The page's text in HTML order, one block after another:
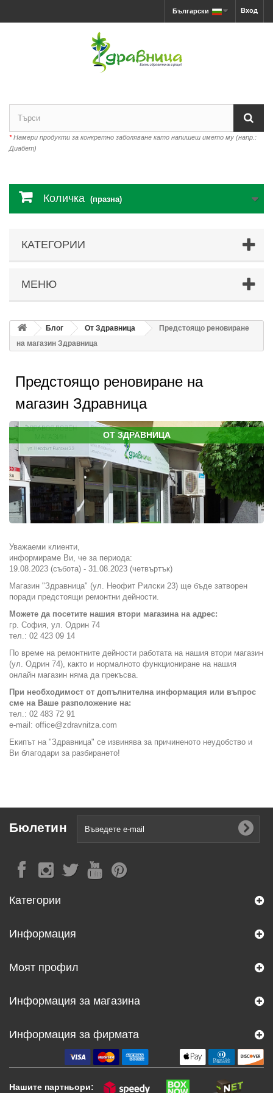
Вход
Български
*Намери продукти за конкретно заболяване като напишеш името му (напр.:
Диабет)
Количка (празна)
КАТЕГОРИИ
МЕНЮ
Блог От Здравница
Предстоящо реновиране
на магазин Здравница
Предстоящо реновиране на
магазин Здравница
ОТ ЗДРАВНИЦА
Уважаеми клиенти,
информираме Ви, че за периода:
19.08.2023 (събота) - 31.08.2023 (четвъртък)
Магазин "Здравница" (ул. Неофит Рилски 23) ще бъде затворен
поради предстоящи ремонтни дейности.
Можете да посетите нашия втори магазина на адрес:
гр. София, ул. Одрин 74
тел.: 02 423 09 14
По време на ремонтните дейности работата на нашия втори магазин
(ул. Одрин 74), както и нормалното функциониране на нашия
онлайн магазин няма да прекъсва.
При необходимост от допълнителна информация или въпрос
сме на Ваше разположение на:
тел.: 02 483 72 91
e-mail: office@zdravnitza.com
Екипът на "Здравница" се извинява за причиненото неудобство и
Ви благодари за разбирането!
Бюлетин
Категории
Информация
Моят профил
Информация за магазина
Информация за фирмата
Нашите партньори: